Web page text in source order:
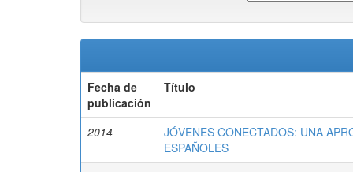
Fecha de
publicación
Título
2014
JÓVENES CONECTADOS: UNA
ESPAÑOLES